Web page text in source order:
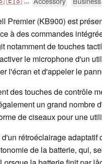
Premier (KB900) est
à des commandes
notamment de touches
le microphone d'un
l'écran et d'appeler le
des touches de contrôle
un grand nombre
de ciseaux pour une
rétroéclairage adaptatif
de la batterie, qui,